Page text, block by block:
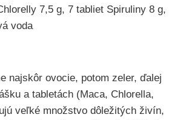
7,5 g, 7 tabliet Spiruliny 8 g,
voda
najskôr ovocie, potom zeler, ďalej
a tabletách (Maca, Chlorella,
veľké množstvo dôležitých živín,